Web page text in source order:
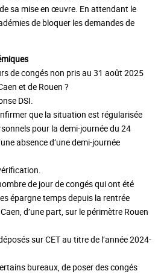
sa mise en œuvre. En attendant le
de bloquer les demandes de
de congés non pris au 31 août 2025
et de Rouen ?
DSI.
que la situation est régularisée
pour la demi-journée du 24
absence d’une demi-journée
de jour de congés qui ont été
épargne temps depuis la rentrée
d’une part, sur le périmètre Rouen
sur CET au titre de l’année 2024-
bureaux, de poser des congés